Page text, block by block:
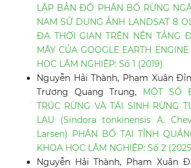
LẬP BẢN ĐỒ PHÂN BỐ RỪNG
NAM SỬ DỤNG ẢNH LANDSAT 8
ĐA THỜI GIAN TRÊN NỀN TẢNG
MÂY CỦA GOOGLE EARTH ENGINE
HỌC LÂM NGHIỆP: Số 1 (2019)
Nguyễn Hải Thành, Phạm Xuân
Trương Quang Trung, MỘT SỐ
TRÚC RỪNG VÀ TÁI SINH RỪNG
LAU (Sindora tonkinensis A.
Larsen) PHÂN BỐ TẠI TỈNH
KHOA HỌC LÂM NGHIỆP: Số 2
Nguyễn Hải Thành, Phạm Xuân